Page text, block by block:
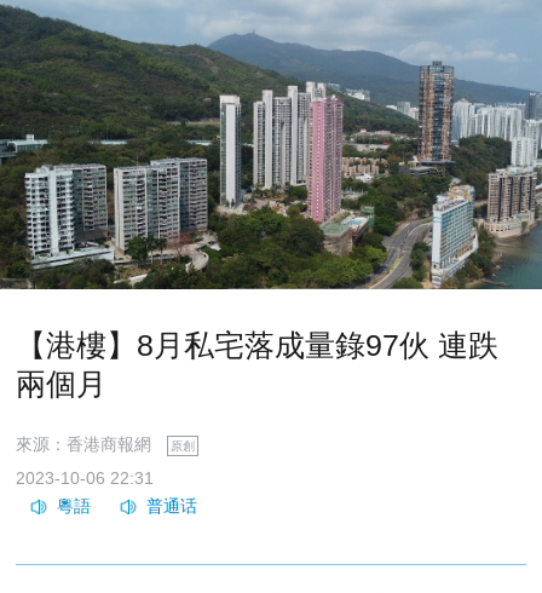
【港樓】8月私宅落成量錄97伙 連跌
兩個月
來源：香港商報網 原創
2023-10-06 22:31